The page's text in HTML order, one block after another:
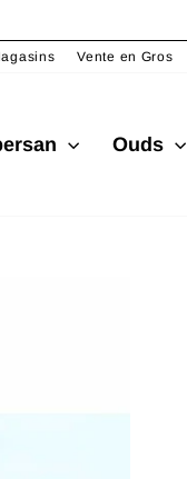
Vente en Gros
Ouds